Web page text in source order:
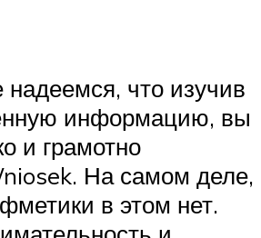
что изучив
информацию, вы
и грамотно
На самом деле,
в этом нет.